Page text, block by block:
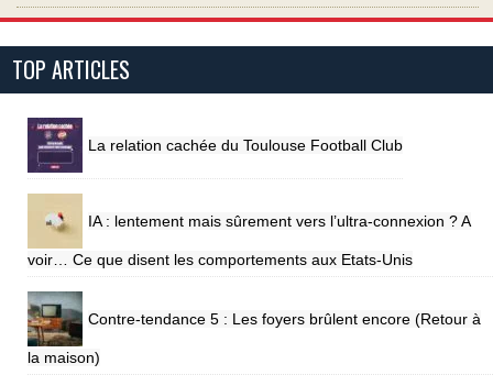
TOP ARTICLES
La relation cachée du Toulouse Football Club
IA : lentement mais sûrement vers l’ultra-connexion ? A
voir… Ce que disent les comportements aux Etats-Unis
Contre-tendance 5 : Les foyers brûlent encore (Retour à
la maison)